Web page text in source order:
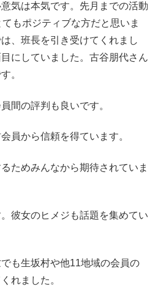
気は本気です。先月までの活動
もポジティブな方だと思いま
、班長を引き受けてくれまし
にしていました。古谷朋代さん
。
間の評判も良いです。
員から信頼を得ています。
ためみんなから期待されていま
彼女のヒメジも話題を集めてい
も生坂村や他11地域の会員の
れました。